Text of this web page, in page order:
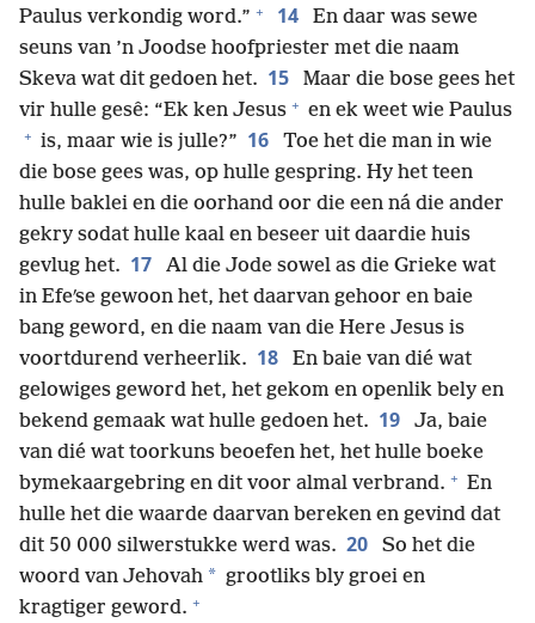
Paulus verkondig word.” + 14
En daar was sewe
seuns van ’n Joodse hoofpriester met die naam
Skeva wat dit gedoen het. 15
Maar die bose gees het
vir hulle gesê: “Ek ken Jesus + en ek weet wie Paulus
+ is, maar wie is julle?” 16
Toe het die man in wie
die bose gees was, op hulle gespring. Hy het teen
hulle baklei en die oorhand oor die een ná die ander
gekry sodat hulle kaal en beseer uit daardie huis
gevlug het. 17
Al die Jode sowel as die Grieke wat
in Efeʹse gewoon het, het daarvan gehoor en baie
bang geword, en die naam van die Here Jesus is
voortdurend verheerlik. 18
En baie van dié wat
gelowiges geword het, het gekom en openlik bely en
bekend gemaak wat hulle gedoen het. 19
Ja, baie
van dié wat toorkuns beoefen het, het hulle boeke
bymekaargebring en dit voor almal verbrand. + En
hulle het die waarde daarvan bereken en gevind dat
dit 50 000 silwerstukke werd was. 20
So het die
woord van Jehovah * grootliks bly groei en
kragtiger geword. +